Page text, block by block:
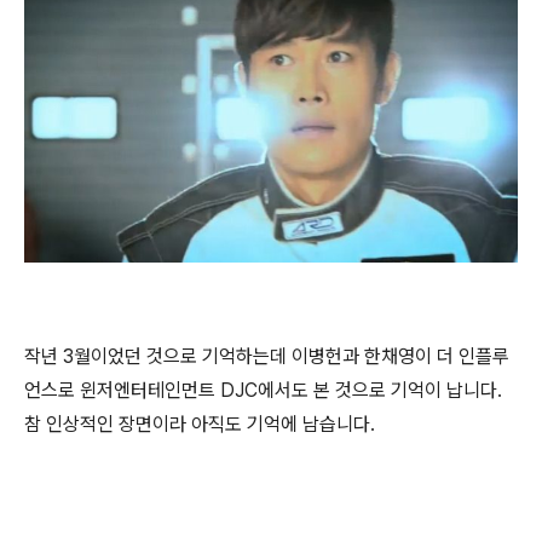
작년 3월이었던 것으로 기억하는데 이병헌과 한채영이 더 인플루
언스로 윈저엔터테인먼트 DJC에서도 본 것으로 기억이 납니다.
참 인상적인 장면이라 아직도 기억에 남습니다.